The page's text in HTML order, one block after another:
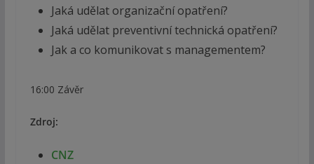
Jaká udělat organizační opatření?
Jaká udělat preventivní technická opatření?
Jak a co komunikovat s managementem?
16:00 Závěr
Zdroj:
CNZ